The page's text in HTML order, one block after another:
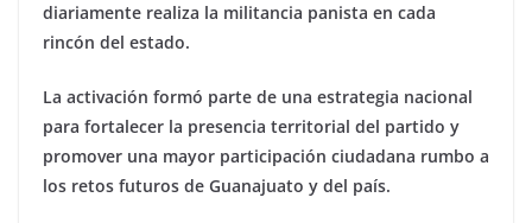
diariamente realiza la militancia panista en cada
rincón del estado.
La activación formó parte de una estrategia nacional
para fortalecer la presencia territorial del partido y
promover una mayor participación ciudadana rumbo a
los retos futuros de Guanajuato y del país.